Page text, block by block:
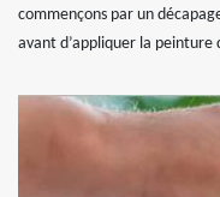
commençons par un
avant d’appliquer la peinture